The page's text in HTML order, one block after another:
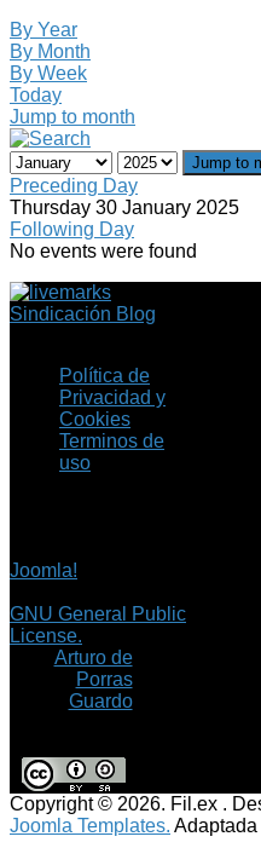
By Year
By Month
By Week
Today
Jump to month
Jump to
Preceding Day
Thursday 30 January 2025
Following Day
No events were found
Sindicación Blog
Política de
Privacidad y
Cookies
Terminos de
uso
Joomla!
GNU General Public
License.
Arturo de
Porras
Guardo
Copyright © 2026. Fil.ex .
Joomla Templates.